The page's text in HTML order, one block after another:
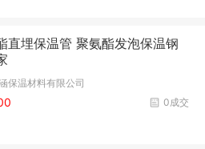
直埋保温管 聚氨酯发泡保温钢
保温材料有限公司
0成交